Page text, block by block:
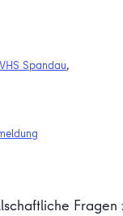
VHS Spandau,